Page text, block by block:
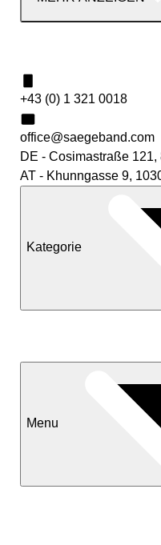
+43 (0) 1 321 0018
office@saegeband.com
DE - Cosimastraße
AT - Khunngasse 9,
Kategorie
Menu